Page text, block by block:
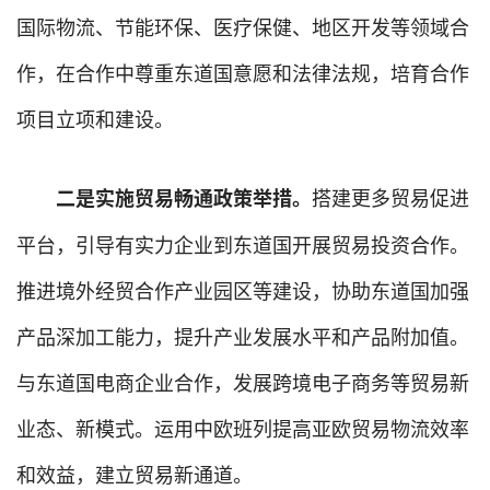
国际物流、节能环保、医疗保健、地区开发等领域合
作，在合作中尊重东道国意愿和法律法规，培育合作
项目立项和建设。
二是实施贸易畅通政策举措。 搭建更多贸易促进
平台，引导有实力企业到东道国开展贸易投资合作。
推进境外经贸合作产业园区等建设，协助东道国加强
产品深加工能力，提升产业发展水平和产品附加值。
与东道国电商企业合作，发展跨境电子商务等贸易新
业态、新模式。运用中欧班列提高亚欧贸易物流效率
和效益，建立贸易新通道。